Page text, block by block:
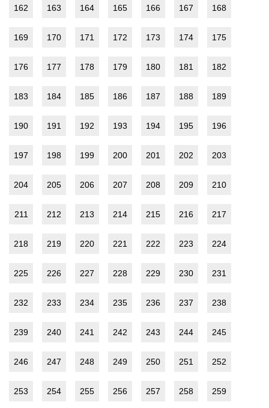
162 163 164 165 166 167 168
169 170 171 172 173 174 175
176 177 178 179 180 181 182
183 184 185 186 187 188 189
190 191 192 193 194 195 196
197 198 199 200 201 202 203
204 205 206 207 208 209 210
211 212 213 214 215 216 217
218 219 220 221 222 223 224
225 226 227 228 229 230 231
232 233 234 235 236 237 238
239 240 241 242 243 244 245
246 247 248 249 250 251 252
253 254 255 256 257 258 259